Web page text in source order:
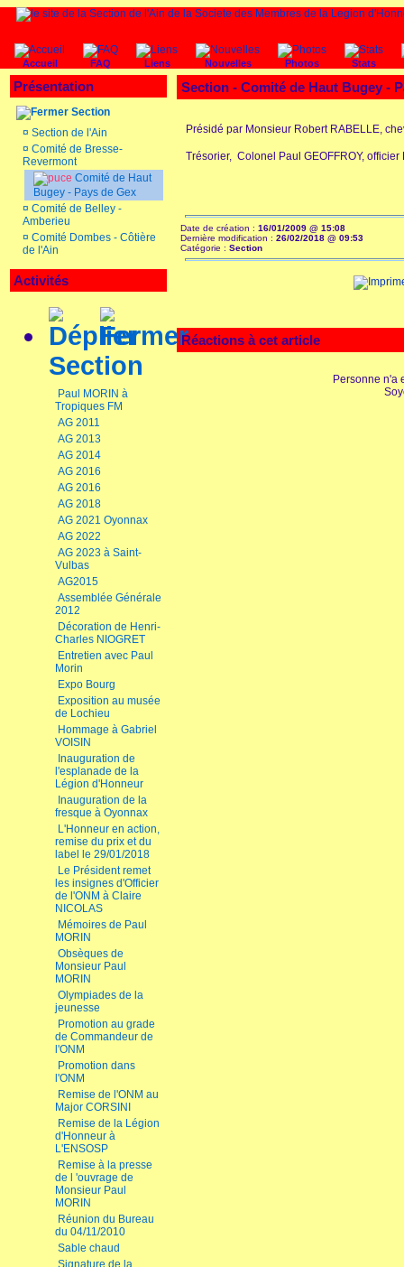
Accueil FAQ Liens Nouvelles Photos Stats
Présentation
Section
¤ Section de l'Ain
¤ Comité de Bresse-
Revermont
Comité de Haut
Bugey - Pays de Gex
¤ Comité de Belley -
Amberieu
¤ Comité Dombes - Côtière
de l'Ain
Activités
Section
Paul MORIN à
Tropiques FM
AG 2011
AG 2013
AG 2014
AG 2016
AG 2016
AG 2018
AG 2021 Oyonnax
AG 2022
AG 2023 à Saint-
Vulbas
AG2015
Assemblée Générale
2012
Décoration de Henri-
Charles NIOGRET
Entretien avec Paul
Morin
Expo Bourg
Exposition au musée
de Lochieu
Hommage à Gabriel
VOISIN
Inauguration de
l'esplanade de la
Légion d'Honneur
Inauguration de la
fresque à Oyonnax
L'Honneur en action,
remise du prix et du
label le 29/01/2018
Le Président remet
les insignes d'Officier
de l'ONM à Claire
NICOLAS
Mémoires de Paul
MORIN
Obsèques de
Monsieur Paul
MORIN
Olympiades de la
jeunesse
Promotion au grade
de Commandeur de
l'ONM
Promotion dans
l'ONM
Remise de l'ONM au
Major CORSINI
Remise de la Légion
d'Honneur à
L'ENSOSP
Remise à la presse
de l 'ouvrage de
Monsieur Paul
MORIN
Réunion du Bureau
du 04/11/2010
Sable chaud
Signature de la
Section - Comité de Haut Bugey -
Présidé par Monsieur Robert RABELLE,
Trésorier, Colonel Paul GEOFFROY, officier
Date de création : 16/01/2009 @ 15:08
Dernière modification : 26/02/2018 @ 09:53
Catégorie : Section
Réactions à cet article
Personne n'a